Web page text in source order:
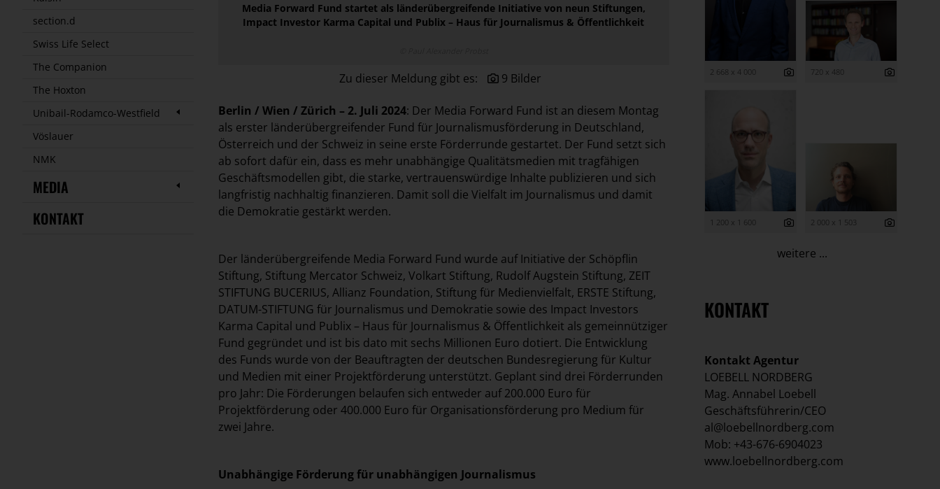
section.d
Swiss Life Select
The Companion
The Hoxton
Unibail-Rodamco-Westfield
Vöslauer
NMK
MEDIA
KONTAKT
Media Forward Fund startet als länderübergreifende Initiative von neun Stiftungen,
Impact Investor Karma Capital und Publix – Haus für Journalismus & Öffentlichkeit
Zu dieser Meldung gibt es: 9 Bilder
Berlin / Wien / Zürich – 2. Juli 2024: Der Media Forward Fund ist an diesem Montag
als erster länderübergreifender Fund für Journalismusförderung in Deutschland,
Österreich und der Schweiz in seine erste Förderrunde gestartet. Der Fund setzt sich
ab sofort dafür ein, dass es mehr unabhängige Qualitätsmedien mit tragfähigen
Geschäftsmodellen gibt, die starke, vertrauenswürdige Inhalte publizieren und sich
langfristig nachhaltig finanzieren. Damit soll die Vielfalt im Journalismus und damit
die Demokratie gestärkt werden.
Der länderübergreifende Media Forward Fund wurde auf Initiative der Schöpflin
Stiftung, Stiftung Mercator Schweiz, Volkart Stiftung, Rudolf Augstein Stiftung, ZEIT
STIFTUNG BUCERIUS, Allianz Foundation, Stiftung für Medienvielfalt, ERSTE Stiftung,
DATUM-STIFTUNG für Journalismus und Demokratie sowie des Impact Investors
Karma Capital und Publix – Haus für Journalismus & Öffentlichkeit als gemeinnütziger
Fund gegründet und ist bis dato mit sechs Millionen Euro dotiert. Die Entwicklung
des Funds wurde von der Beauftragten der deutschen Bundesregierung für Kultur
und Medien mit einer Projektförderung unterstützt. Geplant sind drei Förderrunden
pro Jahr: Die Förderungen belaufen sich entweder auf 200.000 Euro für
Projektförderung oder 400.000 Euro für Organisationsförderung pro Medium für
zwei Jahre.
Unabhängige Förderung für unabhängigen Journalismus
2 668 x 4 000 720 x 480
1 200 x 1 600 2 000 x 1 503
weitere ...
KONTAKT
Kontakt Agentur
LOEBELL NORDBERG
Mag. Annabel Loebell
Geschäftsführerin/CEO
al@loebellnordberg.com
Mob: +43-676-6904023
www.loebellnordberg.com